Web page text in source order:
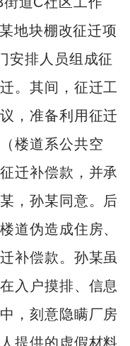
地块棚改征迁项
安排人员组成征
。其间，征迁工
，准备利用征迁
楼道系公共空
迁补偿款，并承
，孙某同意。后
道伪造成住房、
补偿款。孙某虽
入户摸排、信息
，刻意隐瞒厂房
提供的虚假材料